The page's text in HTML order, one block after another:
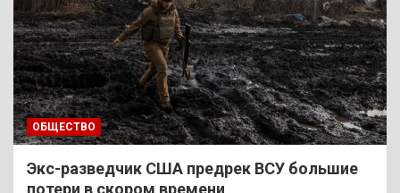
ОБЩЕСТВО
Экс-разведчик США предрек ВСУ большие